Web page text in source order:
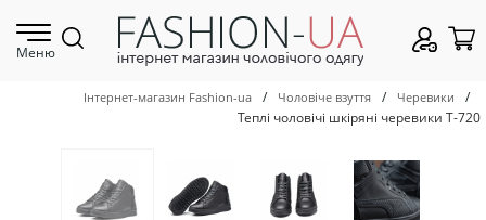
Меню
Інтернет-магазин Fashion-ua / Чоловіче взуття / Черевики
/
Теплі чоловічі шкіряні черевики Т-720